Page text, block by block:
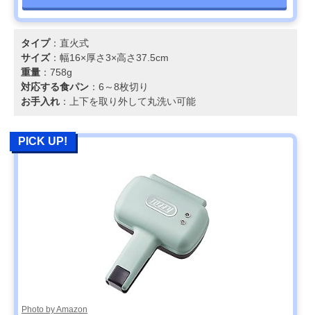
タイプ：直火式
サイズ：幅16×厚さ3×高さ37.5cm
重量 ：758g
対応する食パン ：6～8枚切り
お手入れ ：上下を取り外して丸洗い可能
PICK UP!
Photo by Amazon